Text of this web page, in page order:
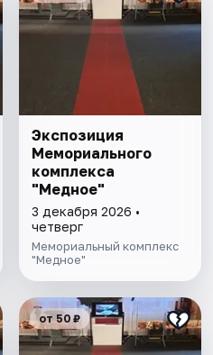
Экспозиция
Мемориального
комплекса
"Медное"
3 декабря 2026 •
четверг
Мемориальный комплекс
"Медное"
от 50 ₽